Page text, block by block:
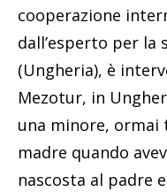
cooperazione
dall’esperto per la
(Ungheria), è
Mezotur, in
una minore,
madre quando
nascosta al padre